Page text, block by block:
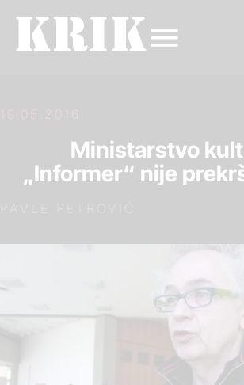
19.05.2016.
Ministarstvo
„Informer“ nije